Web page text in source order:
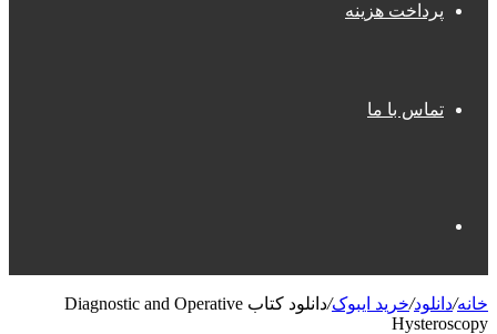
پرداخت هزینه
تماس با ما
برای
خانه/دانلود/خرید ایبوک/
دانلود کتاب Diagnostic and Operative
Hysteroscopy